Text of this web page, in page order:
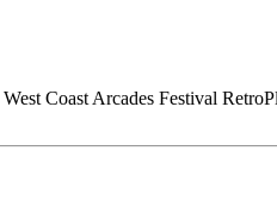
Coast Arcades Festival